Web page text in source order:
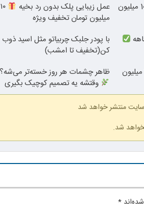
جراحی زیبایی پلک پایین با 10 میلیون
عمل زیبایی پلک بدون رد بخیه
۱۰
میلیون تومان تخفیف ویژه
با پودر جلبک چربیاتو مثل اسید ذوب
کن(تخفیف تا امشب)
بلفاروپلاستی پلک پایین با ۱۰ میلیون
ظاهر چشمات هر روز خسته‌تر می‌شه؟
وقتشه یه تصمیم کوچیک بگیری
منتشر خواهد شد
شد.
*